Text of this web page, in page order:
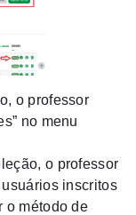
o professor
no menu
o professor
inscritos
o método de